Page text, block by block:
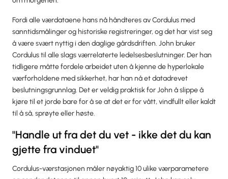
Fordi alle værdataene hans nå håndteres av Cordulus med
sanntidsmålinger og historiske registreringer, og det har vist seg
å være svært nyttig i den daglige gårdsdriften. John bruker
Cordulus til alle slags værrelaterte ledelsesbeslutninger. Der han
tidligere måtte fordele arbeidet uten å kjenne de hyperlokale
værforholdene med sikkerhet, har han nå et datadrevet
beslutningsgrunnlag. Det er veldig praktisk for John å slippe å
kjøre til et jorde bare for å se at det er for vått, vindfullt eller kaldt
til å så, sprøyte eller høste.
"Handle ut fra det du vet - ikke det du kan
gjette fra vinduet"
Cordulus-værstasjonen måler nøyaktig 10 ulike værparametere